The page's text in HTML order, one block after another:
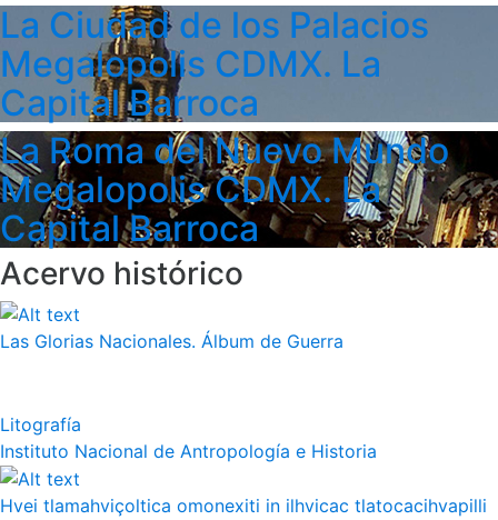
La Ciudad de los Palacios
Megalopolis CDMX. La
Capital Barroca
La Roma del Nuevo Mundo
Megalopolis CDMX. La
Capital Barroca
Acervo histórico
Las Glorias Nacionales. Álbum de Guerra
Litografía
Instituto Nacional de Antropología e Historia
Hvei tlamahviçoltica omonexiti in ilhvicac tlatocacihvapilli